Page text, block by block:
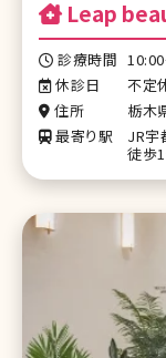
Leap
診療時間
休診日
不定
住所
栃木
最寄り駅
JR宇
徒歩